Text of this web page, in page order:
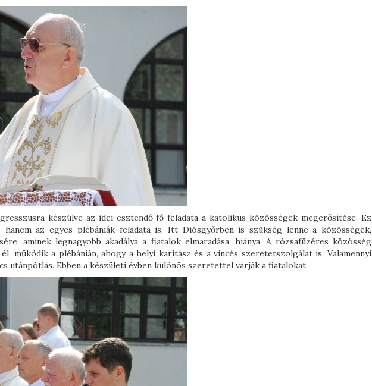
készülve az idei esztendő fő feladata a katolikus közösségek megerősítése. Ez
hanem az egyes plébániák feladata is. Itt Diósgyőrben is szükség lenne a közösségek,
aminek legnagyobb akadálya a fiatalok elmaradása, hiánya. A rózsafüzéres közösség
működik a plébánián, ahogy a helyi karitász és a vincés szeretetszolgálat is. Valamennyi
utánpótlás. Ebben a készületi évben különös szeretettel várják a fiatalokat.